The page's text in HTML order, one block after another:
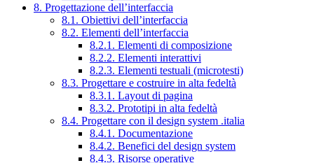
8. Progettazione dell’interfaccia
8.1. Obiettivi dell’interfaccia
8.2. Elementi dell’interfaccia
8.2.1. Elementi di composizione
8.2.2. Elementi interattivi
8.2.3. Elementi testuali (microtesti)
8.3. Progettare e costruire in alta fedeltà
8.3.1. Layout di pagina
8.3.2. Prototipi in alta fedeltà
8.4. Progettare con il design system .italia
8.4.1. Documentazione
8.4.2. Benefici del design system
8.4.3. Risorse operative